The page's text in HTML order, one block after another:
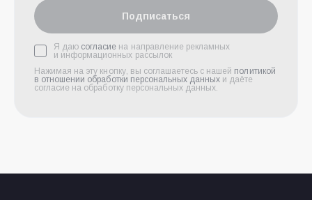
Подписаться
Я даю согласие на направление рекламных
и информационных рассылок
Нажимая на эту кнопку, вы соглашаетесь с нашей политикой
в отношении обработки персональных данных и даёте
согласие на обработку персональных данных.